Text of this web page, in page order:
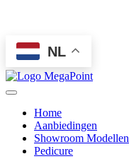
NL
Home
Aanbiedingen
Showroom Modellen
Pedicure